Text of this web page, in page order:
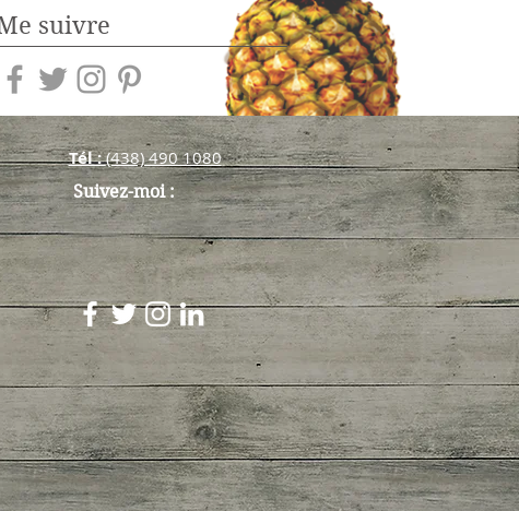
suivre
Tél :(438) 490 108​0
Suivez-moi :